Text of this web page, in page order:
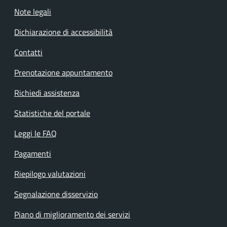
Note legali
Dichiarazione di accessibilità
Contatti
Prenotazione appuntamento
Richiedi assistenza
Statistiche del portale
Leggi le FAQ
Pagamenti
Riepilogo valutazioni
Segnalazione disservizio
Piano di miglioramento dei servizi